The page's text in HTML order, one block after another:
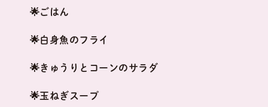
🌟ごはん
🌟白身魚のフライ
🌟きゅうりとコーンのサラダ
🌟玉ねぎスープ